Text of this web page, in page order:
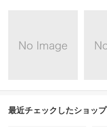
最近チェックしたショップ